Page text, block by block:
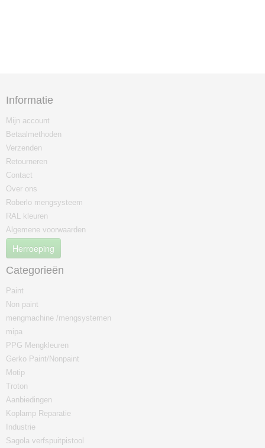
Informatie
Mijn account
Betaalmethoden
Verzenden
Retourneren
Contact
Over ons
Roberlo mengsysteem
RAL kleuren
Algemene voorwaarden
Herroeping
Categorieën
Paint
Non paint
mengmachine /mengsystemen
mipa
PPG Mengkleuren
Gerko Paint/Nonpaint
Motip
Troton
Aanbiedingen
Koplamp Reparatie
Industrie
Sagola verfspuitpistool